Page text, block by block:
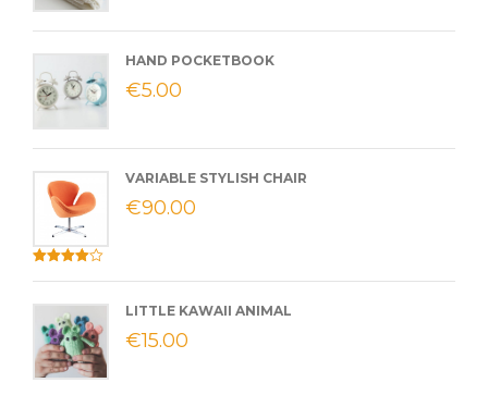
HAND POCKETBOOK
€5.00
de 5
VARIABLE STYLISH CHAIR
€90.00
LITTLE KAWAII ANIMAL
€15.00